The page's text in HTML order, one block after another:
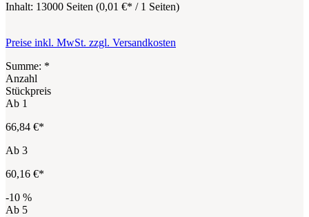
Inhalt: 13000 Seiten (0,01 €* / 1 Seiten)
Preise inkl. MwSt. zzgl. Versandkosten
Summe: *
Anzahl
Stückpreis
Ab 1
66,84 €*
Ab 3
60,16 €*
-10 %
Ab 5